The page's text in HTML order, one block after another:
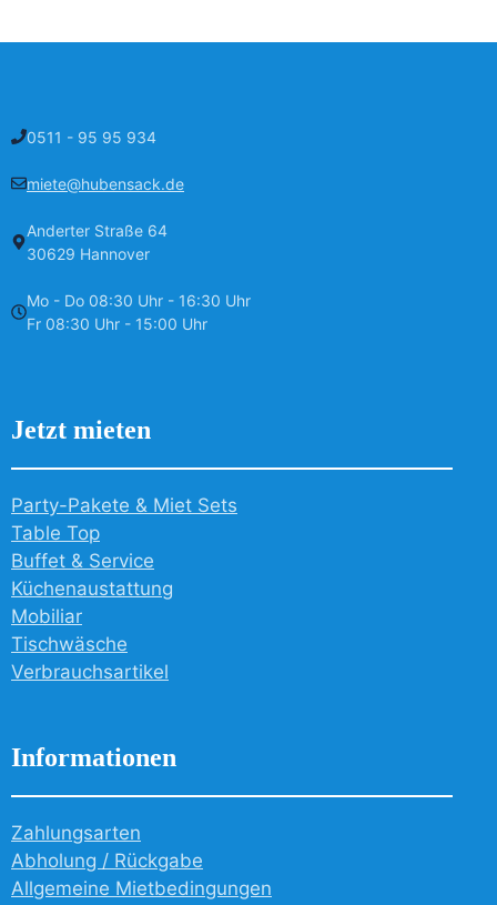
0511 - 95 95 934
miete@hubensack.de
Anderter Straße 64
30629 Hannover
Mo - Do 08:30 Uhr - 16:30 Uhr
Fr 08:30 Uhr - 15:00 Uhr
Jetzt mieten
Party-Pakete & Miet Sets
Table Top
Buffet & Service
Küchenaustattung
Mobiliar
Tischwäsche
Verbrauchsartikel
Informationen
Zahlungsarten
Abholung / Rückgabe
Allgemeine Mietbedingungen